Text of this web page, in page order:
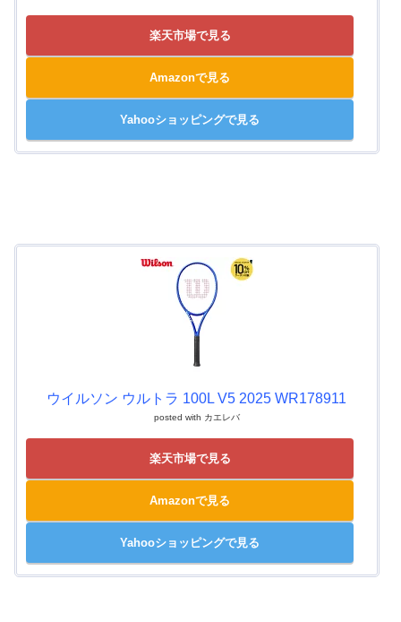
楽天市場で見る
Amazonで見る
Yahooショッピングで見る
ウイルソン ウルトラ 100L V5 2025 WR178911
posted with カエレバ
楽天市場で見る
Amazonで見る
Yahooショッピングで見る